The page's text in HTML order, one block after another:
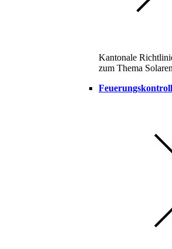
Kantonale
zum Thema